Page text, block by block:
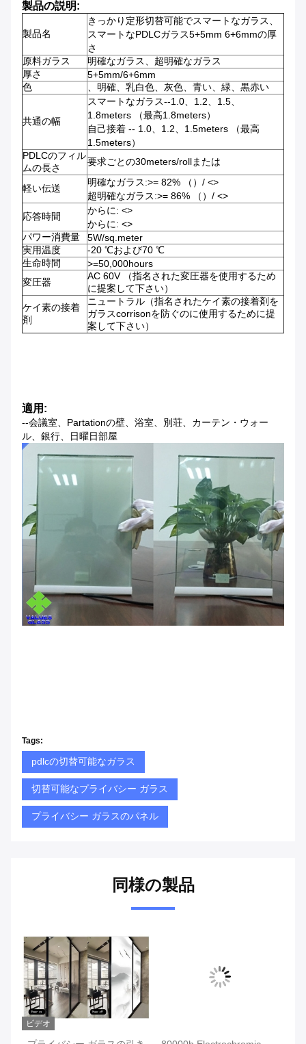
製品の説明:
製品名
きっかり定形切替可能でスマートなガラス、
スマートなPDLCガラス5+5mm 6+6mmの厚
さ
原料ガラス
明確なガラス、超明確なガラス
厚さ
5+5mm/6+6mm
色
、明確、乳白色、灰色、青い、緑、黒赤い
共通の幅
スマートなガラス--1.0、1.2、1.5、
1.8meters （最高1.8meters）
自己接着 -- 1.0、1.2、1.5meters （最高
1.5meters）
PDLCのフィル
ムの長さ
要求ごとの30meters/rollまたは
軽い伝送
明確なガラス:>= 82% （）/ <>
超明確なガラス:>= 86% （）/ <>
応答時間
からに: <>
からに: <>
パワー消費量
5W/sq.meter
実用温度
-20 ℃および70 ℃
生命時間
>=50,000hours
変圧器
AC 60V （指名された変圧器を使用するため
に提案して下さい）
ケイ素の接着
剤
ニュートラル（指名されたケイ素の接着剤を
ガラスcorrisonを防ぐのに使用するために提
案して下さい）
適用:
--会議室、Partationの壁、浴室、別荘、カーテン・ウォー
ル、銀行、日曜日部屋
Tags:
pdlcの切替可能なガラス
切替可能なプライバシー ガラス
プライバシー ガラスのパネル
同様の製品
ビデオ